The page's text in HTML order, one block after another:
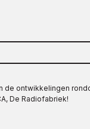
de ontwikkelingen
De Radiofabriek!